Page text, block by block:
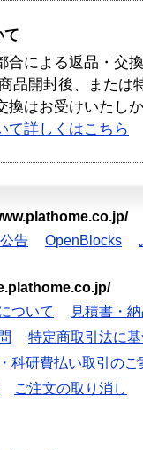
て
合による返品・交
品開封後、または
換はお受けいたし
て詳しくはこちら
告 OpenBlocks
ついて
見積書・
特定商取引法に
科研費払い取引のご
ご注文の取り消し